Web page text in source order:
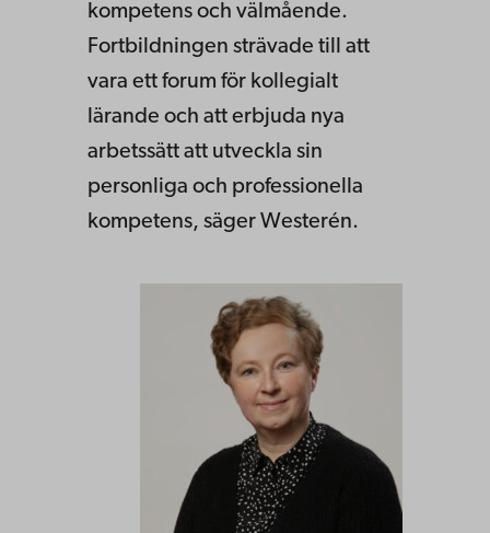
kompetens och välmående.
Fortbildningen strävade till att
vara ett forum för kollegialt
lärande och att erbjuda nya
arbetssätt att utveckla sin
personliga och professionella
kompetens, säger Westerén.